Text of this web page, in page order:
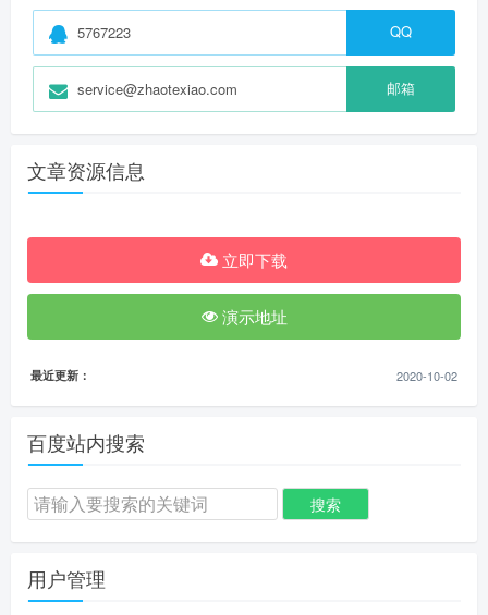
5767223 QQ
service@zhaotexiao.com 邮箱
文章资源信息
立即下载
演示地址
最近更新： 2020-10-02
百度站内搜索
用户管理